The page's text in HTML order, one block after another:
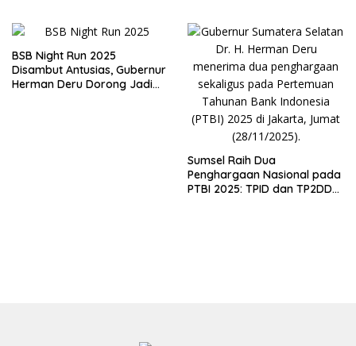
BSB Night Run 2025
Disambut Antusias, Gubernur
Herman Deru Dorong Jadi
Sumsel Raih Dua
Penghargaan Nasional pada
PTBI 2025: TPID dan TP2DD